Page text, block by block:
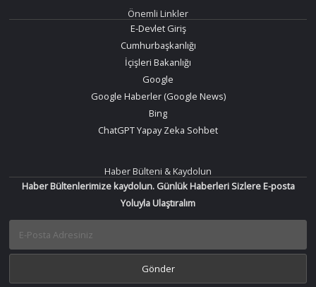
Önemli Linkler
E-Devlet Giriş
Cumhurbaşkanlığı
İçişleri Bakanlığı
Google
Google Haberler (Google News)
Bing
ChatGPT Yapay Zeka Sohbet
Haber Bülteni & Kaydolun
Haber Bültenlerimize kaydolun. Günlük Haberleri Sizlere E-posta
Yoluyla Ulaştıralım